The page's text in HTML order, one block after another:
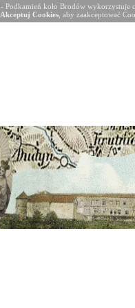
- Podkamień koło Brodów
Akceptuj Cookies , aby zaakceptować